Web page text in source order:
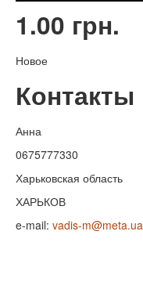
1.00 грн.
Новое
Контакты
Анна
0675777330
Харьковская область
ХАРЬКОВ
e-mail: vadis-m@meta.ua